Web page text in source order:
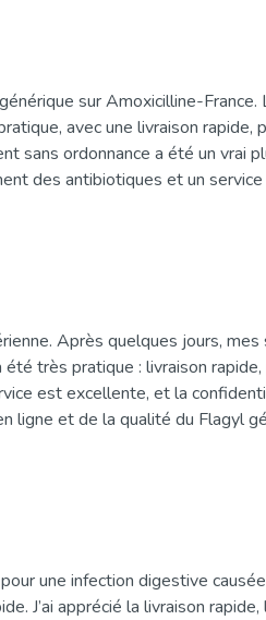
sur Amoxicilline-
avec une livraison rapide,
sans ordonnance a été un vrai
des antibiotiques et un
Après quelques jours,
très pratique : livraison
est excellente, et la
ligne et de la qualité du Flagyl
une infection digestive
J’ai apprécié la livraison